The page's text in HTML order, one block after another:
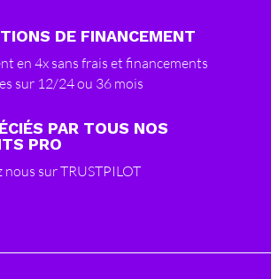
DE FINANCEMENT
en 4x sans frais et financements
sur 12/24 ou 36 mois
PAR TOUS NOS
PRO
nous sur TRUSTPILOT